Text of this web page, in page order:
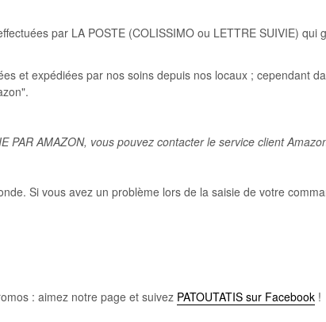
par LA POSTE (COLISSIMO ou LETTRE SUIVIE) qui
et expédiées par nos soins depuis nos locaux ; cependant
PAR AMAZON, vous pouvez contacter le service client
Si vous avez un problème lors de la saisie de votre
: aimez notre page et suivez PATOUTATIS sur Facebook !